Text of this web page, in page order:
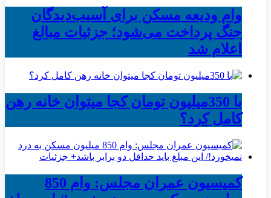
وام ودیعه مسکن برای آسیب‌دیدگان
جنگ پرداخت می‌شود؛ جزئیات مبالغ
اعلام شد
با 350میلیون تومان کجا میتوان خانه رهن
کامل کرد؟
کمیسیون عمران مجلس: وام 850